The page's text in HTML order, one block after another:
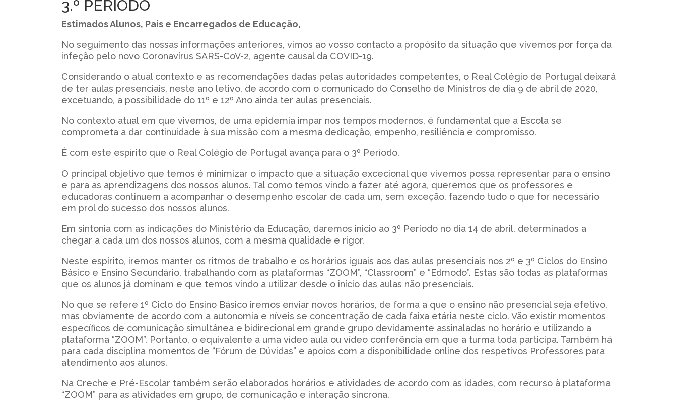
3.º PERÍODO
Estimados Alunos, Pais e Encarregados de Educação,
No seguimento das nossas informações anteriores, vimos ao vosso contacto a propósito da situação que vivemos por força da
infeção pelo novo Coronavírus SARS-CoV-2, agente causal da COVID-19.
Considerando o atual contexto e as recomendações dadas pelas autoridades competentes, o Real Colégio de Portugal deixará
de ter aulas presenciais, neste ano letivo, de acordo com o comunicado do Conselho de Ministros de dia 9 de abril de 2020,
excetuando, a possibilidade do 11º e 12º Ano ainda ter aulas presenciais.
No contexto atual em que vivemos, de uma epidemia impar nos tempos modernos, é fundamental que a Escola se
comprometa a dar continuidade à sua missão com a mesma dedicação, empenho, resiliência e compromisso.
É com este espírito que o Real Colégio de Portugal avança para o 3º Período.
O principal objetivo que temos é minimizar o impacto que a situação excecional que vivemos possa representar para o ensino
e para as aprendizagens dos nossos alunos. Tal como temos vindo a fazer até agora, queremos que os professores e
educadoras continuem a acompanhar o desempenho escolar de cada um, sem exceção, fazendo tudo o que for necessário
em prol do sucesso dos nossos alunos.
Em sintonia com as indicações do Ministério da Educação, daremos inicio ao 3º Período no dia 14 de abril, determinados a
chegar a cada um dos nossos alunos, com a mesma qualidade e rigor.
Neste espírito, iremos manter os ritmos de trabalho e os horários iguais aos das aulas presenciais nos 2º e 3º Ciclos do Ensino
Básico e Ensino Secundário, trabalhando com as plataformas “ZOOM”, “Classroom” e “Edmodo”. Estas são todas as plataformas
que os alunos já dominam e que temos vindo a utilizar desde o início das aulas não presenciais.
No que se refere 1º Ciclo do Ensino Básico iremos enviar novos horários, de forma a que o ensino não presencial seja efetivo,
mas obviamente de acordo com a autonomia e níveis se concentração de cada faixa etária neste ciclo. Vão existir momentos
específicos de comunicação simultânea e bidirecional em grande grupo devidamente assinaladas no horário e utilizando a
plataforma “ZOOM”. Portanto, o equivalente a uma vídeo aula ou vídeo conferência em que a turma toda participa. Também há
para cada disciplina momentos de “Fórum de Dúvidas” e apoios com a disponibilidade online dos respetivos Professores para
atendimento aos alunos.
Na Creche e Pré-Escolar também serão elaborados horários e atividades de acordo com as idades, com recurso à plataforma
“ZOOM” para as atividades em grupo, de comunicação e interação síncrona.